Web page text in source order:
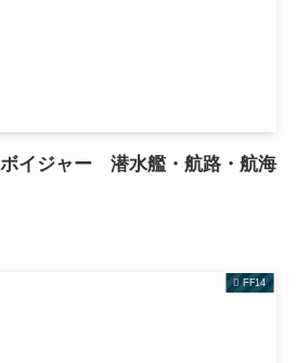
ボイジャー 潜水艦・航路・航海
FF14